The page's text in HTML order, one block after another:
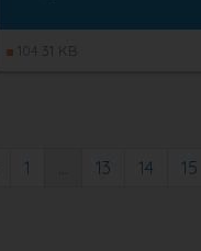
104.31 KB
1 13 14 15